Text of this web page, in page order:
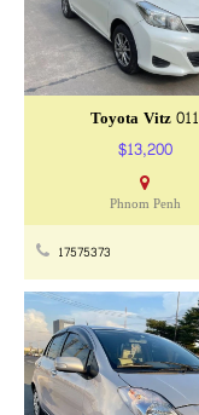
Toyota Vitz 011
$13,200
Phnom Penh
17575373